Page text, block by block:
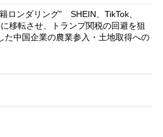
ロンダリング” SHEIN、TikTok、
移転させ、トランプ関税の回避を狙
中国企業の農業参入・土地取得への